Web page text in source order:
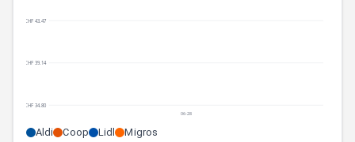
CHF 34.80
CHF 39.14
CHF 43.47
06-28
Aldi Coop Lidl Migros